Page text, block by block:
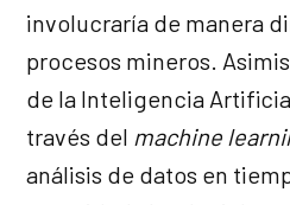
involucraría de manera
procesos mineros.
de la Inteligencia
través del machine
análisis de datos en